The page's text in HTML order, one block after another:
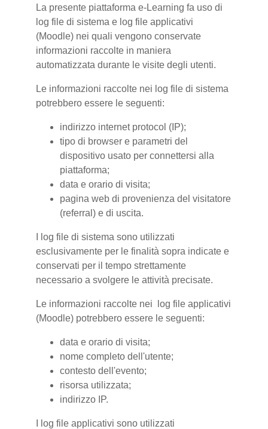
La presente piattaforma e-Learning fa uso di
log file di sistema e log file applicativi
(Moodle) nei quali vengono conservate
informazioni raccolte in maniera
automatizzata durante le visite degli utenti.
Le informazioni raccolte nei log file di sistema
potrebbero essere le seguenti:
indirizzo internet protocol (IP);
tipo di browser e parametri del
dispositivo usato per connettersi alla
piattaforma;
data e orario di visita;
pagina web di provenienza del visitatore
(referral) e di uscita.
I log file di sistema sono utilizzati
esclusivamente per le finalità sopra indicate e
conservati per il tempo strettamente
necessario a svolgere le attività precisate.
Le informazioni raccolte nei log file applicativi
(Moodle) potrebbero essere le seguenti:
data e orario di visita;
nome completo dell'utente;
contesto dell'evento;
risorsa utilizzata;
indirizzo IP.
I log file applicativi sono utilizzati